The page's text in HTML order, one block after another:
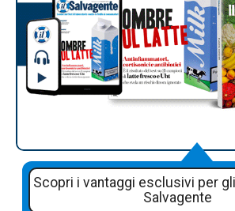
Scopri i vantaggi esclusivi per gli
Salvagente